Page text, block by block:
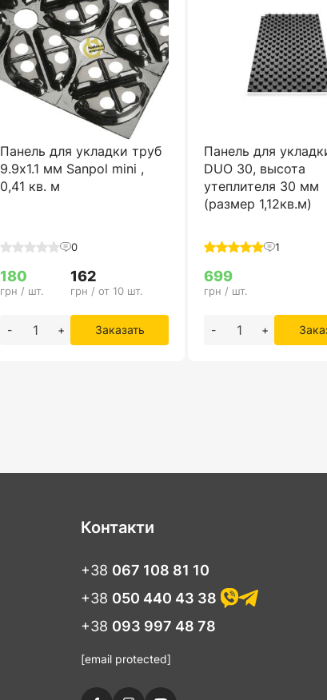
Панель для укладки труб
9.9x1.1 мм Sanpol mini ,
0,41 кв. м
0
180
грн / шт.
162
грн / от 10 шт.
- + Заказать
Панель для
DUO 30, высота
утеплителя 30 мм
(размер 1,12кв.м)
1
699
грн / шт.
- +
Контакти
+38 067 108 81 10
+38 050 440 43 38
+38 093 997 48 78
[email protected]